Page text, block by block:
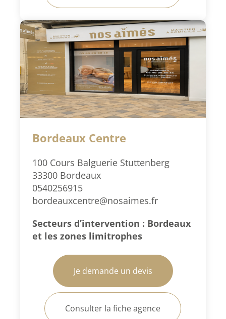
Bordeaux Centre
100 Cours Balguerie Stuttenberg
33300 Bordeaux
0540256915
bordeauxcentre@nosaimes.fr
Secteurs d’intervention : Bordeaux
et les zones limitrophes
Je demande un devis
Consulter la fiche agence